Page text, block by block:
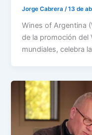
Jorge Cabrera/13 de
Wines of Argentina
de la promoción del
mundiales, celebra